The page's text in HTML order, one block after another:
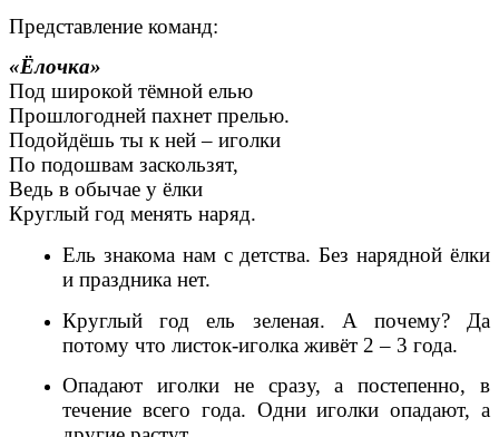
Представление команд:
«Ёлочка»
Под широкой тёмной елью
Прошлогодней пахнет прелью.
Подойдёшь ты к ней – иголки
По подошвам заскользят,
Ведь в обычае у ёлки
Круглый год менять наряд.
Ель знакома нам с детства. Без нарядной ёлки
и праздника нет.
Круглый год ель зеленая. А почему? Да
потому что листок-иголка живёт 2 – 3 года.
Опадают иголки не сразу, а постепенно, в
течение всего года. Одни иголки опадают, а